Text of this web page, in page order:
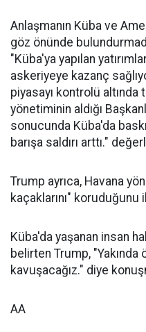
Anlaşmanın Küba ve
göz önünde
"Küba'ya yapılan
askeriyeye kazanç
piyasayı kontrolü altında
yönetiminin aldığı
sonucunda Küba'da
barışa saldırı arttı."
Trump ayrıca, Havana
kaçaklarını"
Küba'da yaşanan insan
belirten Trump, "Yakında
kavuşacağız." diye
AA